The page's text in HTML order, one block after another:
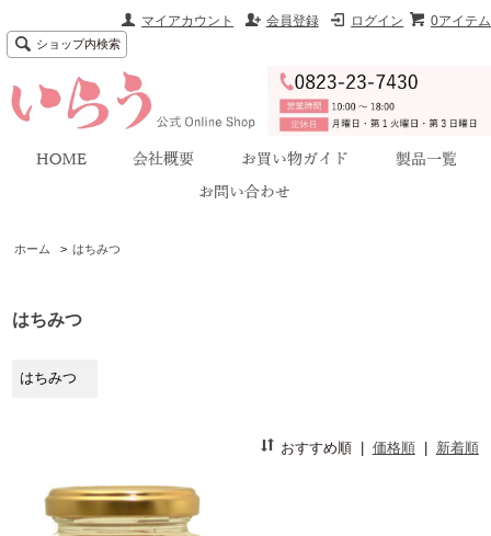
0アイテム
ログイン
会員登録
マイアカウント
ショップ内検索
ホーム > はちみつ
はちみつ
はちみつ
おすすめ順| 価格順| 新着順